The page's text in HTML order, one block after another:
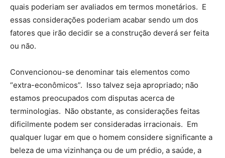
quais poderiam ser avaliados em termos monetários. E
essas considerações poderiam acabar sendo um dos
fatores que irão decidir se a construção deverá ser feita
ou não.
Convencionou-se denominar tais elementos como
“extra-econômicos”. Isso talvez seja apropriado; não
estamos preocupados com disputas acerca de
terminologias. Não obstante, as considerações feitas
dificilmente podem ser consideradas irracionais. Em
qualquer lugar em que o homem considere significante a
beleza de uma vizinhança ou de um prédio, a saúde, a